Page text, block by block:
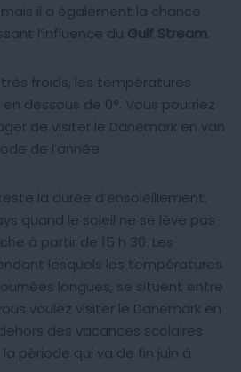
il a également la chance
l’influence du Gulf Stream
froids, les températures
dessous de 0°. Vous pourriez
de visiter le Danemark en van
de l’année.
la durée d’ensoleillement.
quand le soleil ne se lève pas
à partir de 15 h 30. Les
lesquels les températures
longues, se situent entre
voulez visiter le Danemark en
des vacances scolaires
période qui va de fin juin à